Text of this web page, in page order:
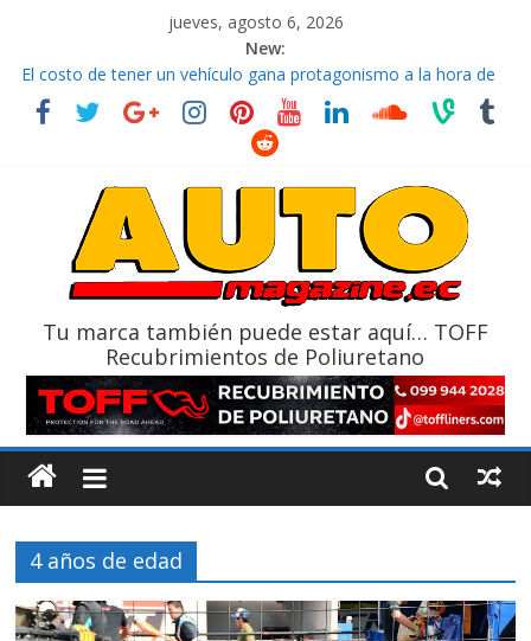
jueves, agosto 6, 2026
New:
El costo de tener un vehículo gana protagonismo a la hora de
decidir
Ultima película ‘Spider‑Man: Brand New Day’ pone en escena a
La Vuelta al Ecuador 2026, edición 47ª, recorre 7 provincias en 8
La FEDAK recibe 12 Sinotruk Bolden para cubrir las rutas de La
Tu marca también puede estar aquí… TOFF
Recubrimientos de Poliuretano
4 años de edad